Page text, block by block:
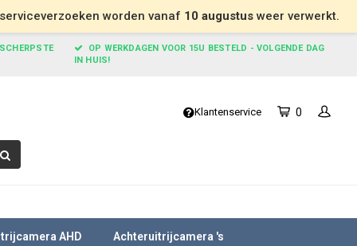
worden vanaf 10 augustusweer verwerkt.
OP WERKDAGEN VOOR 15U BESTELD - VOLGENDE DAG
IN HUIS!
Klantenservice 0
AHD Achteruitrijcamera 's